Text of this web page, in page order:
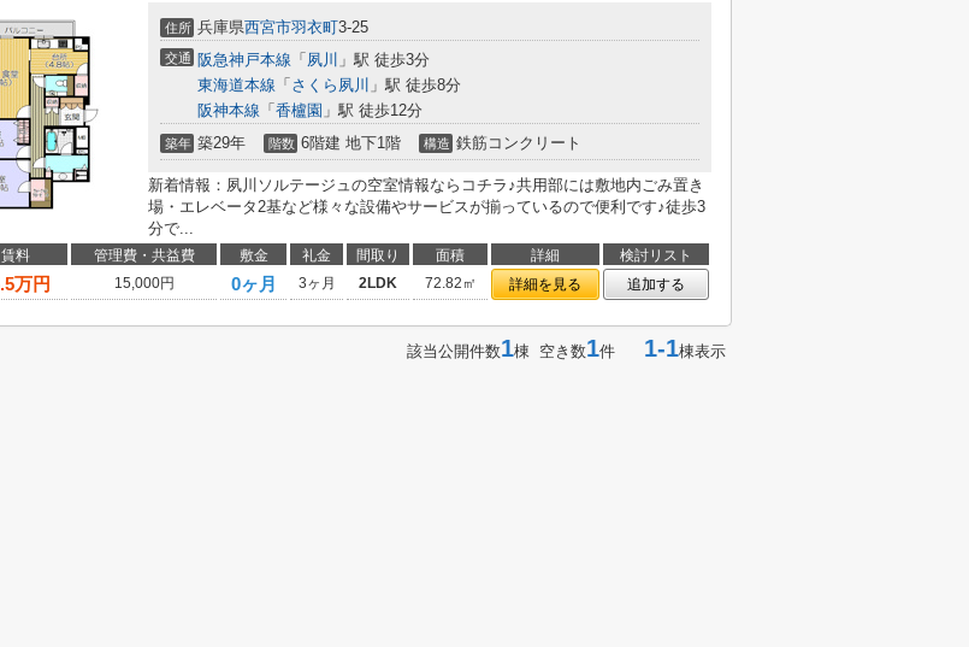
住所 兵庫県西宮市羽衣町3-25
交通 阪急神戸本線 「 夙川 」駅 徒歩3分
東海道本線 「 さくら夙川 」駅 徒歩8分
阪神本線 「 香櫨園 」駅 徒歩12分
築年 築29年 階数 6階建 地下1階 構造 鉄筋コンクリート
新着情報：夙川ソルテージュの空室情報ならコチラ♪共用部には敷地内ごみ置き
場・エレベータ2基など様々な設備やサービスが揃っているので便利です♪徒歩3
分で...
賃料 管理費・共益費 敷金 礼金 間取り 面積 詳細
検討リスト
万円 15,000円 0ヶ月 3ヶ月 2LDK 72.82㎡ 詳細を見る 追加する
該当公開件数1棟 空き数1件 1-1棟表示